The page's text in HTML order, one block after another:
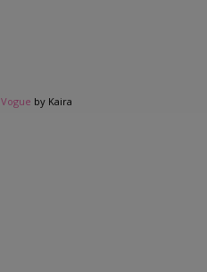
Vogue by Kaira